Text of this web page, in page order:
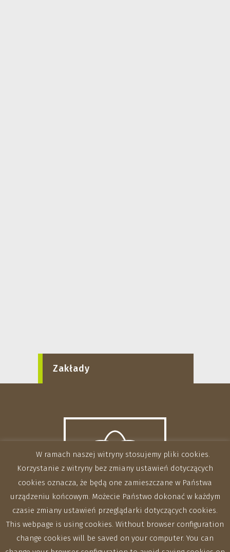
Zakłady
W ramach naszej witryny stosujemy pliki cookies.
Korzystanie z witryny bez zmiany ustawień dotyczących
cookies oznacza, że będą one zamieszczane w Państwa
urządzeniu końcowym. Możecie Państwo dokonać w każdym
czasie zmiany ustawień przeglądarki dotyczących cookies.
This webpage is using cookies. Without browser configuration
change cookies will be saved on your computer. You can